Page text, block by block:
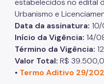
estabelecidos no edital
Urbanismo e
Data da assinatura:
Início da Vigência: 14/
Término da Vigência:
Valor Total: R$
• Termo Aditivo 29/